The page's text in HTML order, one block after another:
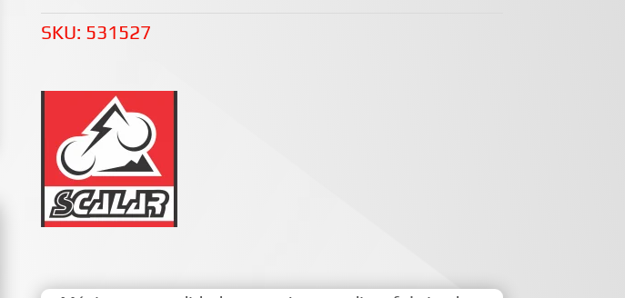
SKU: 531527